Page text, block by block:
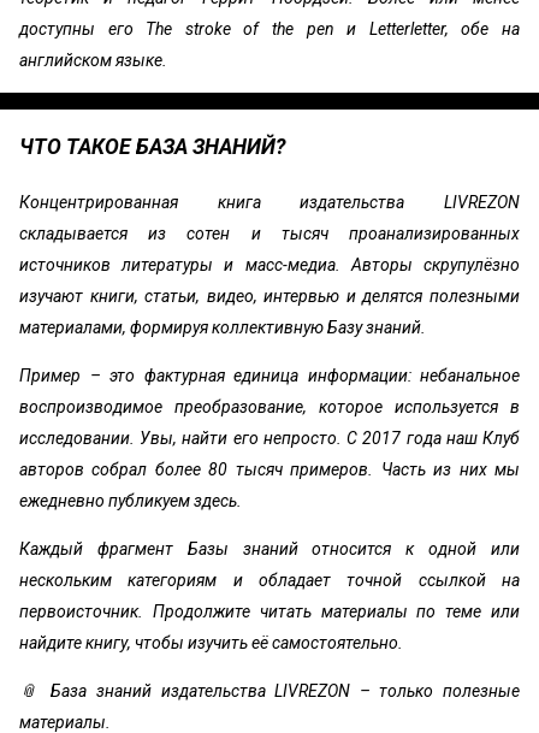
доступны его The stroke of the pen и Letterletter, обе на
английском языке.
ЧТО ТАКОЕ БАЗА ЗНАНИЙ?
Концентрированная книга издательства LIVREZON
складывается из сотен и тысяч проанализированных
источников литературы и масс-медиа. Авторы скрупулёзно
изучают книги, статьи, видео, интервью и делятся полезными
материалами, формируя коллективную Базу знаний.
Пример – это фактурная единица информации: небанальное
воспроизводимое преобразование, которое используется в
исследовании. Увы, найти его непросто. С 2017 года наш Клуб
авторов собрал более 80 тысяч примеров. Часть из них мы
ежедневно публикуем здесь.
Каждый фрагмент Базы знаний относится к одной или
нескольким категориям и обладает точной ссылкой на
первоисточник. Продолжите читать материалы по теме или
найдите книгу, чтобы изучить её самостоятельно.
📎 База знаний издательства LIVREZON – только полезные
материалы.